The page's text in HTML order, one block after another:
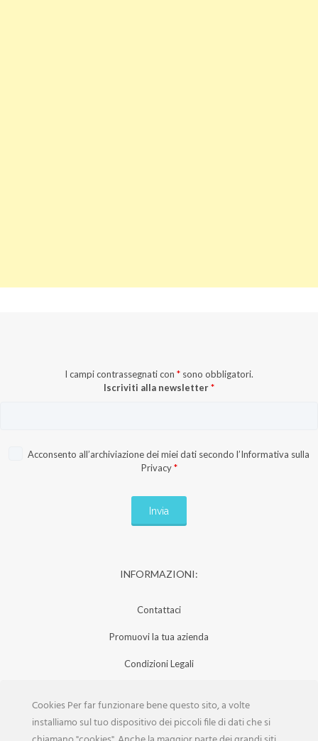
I campi contrassegnati con * sono obbligatori.
Iscriviti alla newsletter*
Acconsento all’archiviazione dei miei dati secondo l’Informativa sulla
Privacy *
INFORMAZIONI:
Contattaci
Promuovi la tua azienda
Condizioni Legali
Iscrizione Aziende
Cookies Per far funzionare bene questo sito, a volte
installiamo sul tuo dispositivo dei piccoli file di dati che si